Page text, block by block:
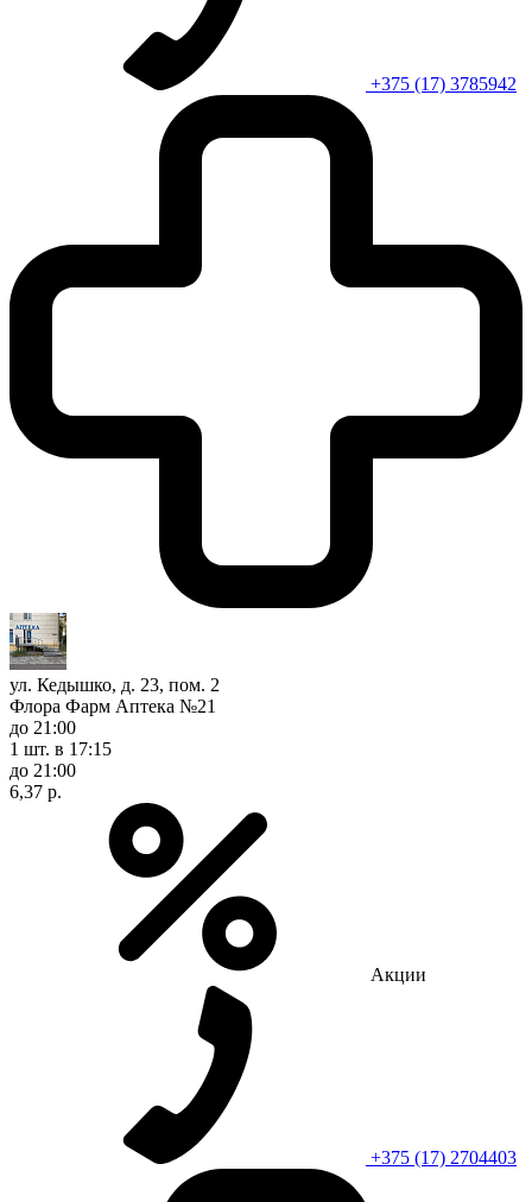
+375 (17) 3785942
ул. Кедышко, д. 23, пом. 2
Флора Фарм Аптека №21
до 21:00
1 шт. в 17:15
до 21:00
6,37 р.
Акции
+375 (17) 2704403